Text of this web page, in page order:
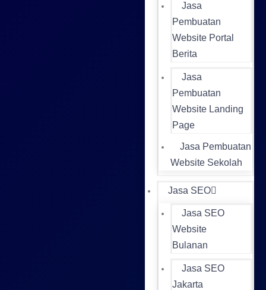
Jasa
Pembuatan
Website Portal
Berita
Jasa
Pembuatan
Website Landing
Page
Jasa Pembuatan
Website Sekolah
Jasa SEO
Jasa SEO
Website
Bulanan
Jasa SEO
Jakarta